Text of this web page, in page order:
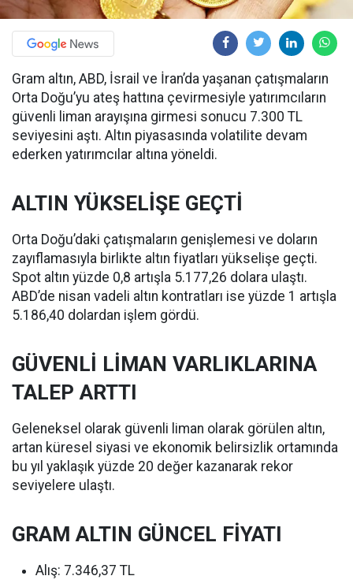
Gram altın, ABD, İsrail ve İran’da yaşanan çatışmaların
Orta Doğu’yu ateş hattına çevirmesiyle yatırımcıların
güvenli liman arayışına girmesi sonucu 7.300 TL
seviyesini aştı. Altın piyasasında volatilite devam
ederken yatırımcılar altına yöneldi.
ALTIN YÜKSELİŞE GEÇTİ
Orta Doğu’daki çatışmaların genişlemesi ve doların
zayıflamasıyla birlikte altın fiyatları yükselişe geçti.
Spot altın yüzde 0,8 artışla 5.177,26 dolara ulaştı.
ABD’de nisan vadeli altın kontratları ise yüzde 1 artışla
5.186,40 dolardan işlem gördü.
GÜVENLİ LİMAN VARLIKLARINA
TALEP ARTTI
Geleneksel olarak güvenli liman olarak görülen altın,
artan küresel siyasi ve ekonomik belirsizlik ortamında
bu yıl yaklaşık yüzde 20 değer kazanarak rekor
seviyelere ulaştı.
GRAM ALTIN GÜNCEL FİYATI
Alış: 7.346,37 TL